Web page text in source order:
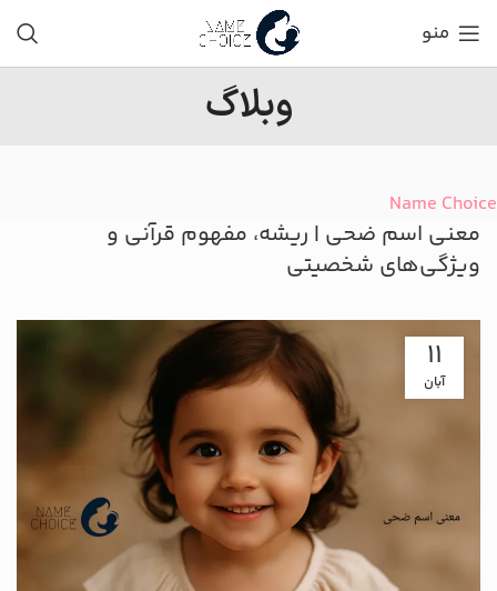
منو
وبلاگ
Name Choice
معنی اسم ضحی | ریشه، مفهوم قرآنی و
ویژگی‌های شخصیتی
11
آبان